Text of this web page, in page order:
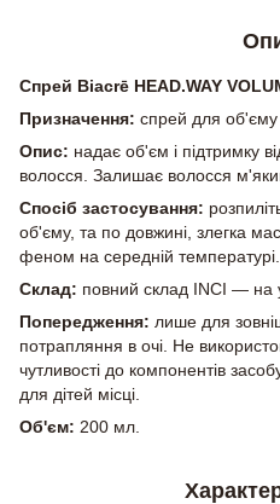
Спрей Biacrē HEAD.WAY
Призначення: спрей для об'єму
Опис: надає об'єм і підтримку
волосся. Залишає волосся
Спосіб застосування:
об'єму, та по довжині, злегка
феном на середній температурі.
Склад: повний склад INCI — на
Попередження: лише для
потрапляння в очі. Не
чутливості до компонентів
для дітей місці.
Об'єм: 200 мл.